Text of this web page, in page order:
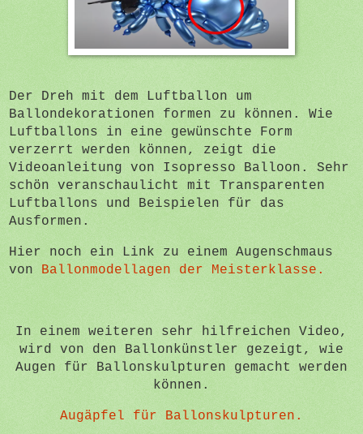
Der Dreh mit dem Luftballon um
Ballondekorationen formen zu können. Wie
Luftballons in eine gewünschte Form
verzerrt werden können, zeigt die
Videoanleitung von Isopresso Balloon. Sehr
schön veranschaulicht mit Transparenten
Luftballons und Beispielen für das
Ausformen.
Hier noch ein Link zu einem Augenschmaus
von Ballonmodellagen der Meisterklasse.
In einem weiteren sehr hilfreichen Video,
wird von den Ballonkünstler gezeigt, wie
Augen für Ballonskulpturen gemacht werden
können.
Augäpfel für Ballonskulpturen.